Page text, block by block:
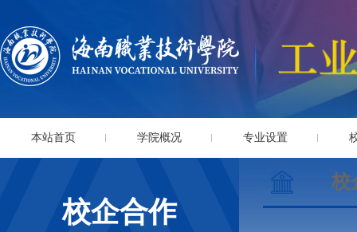
本站首页 学院概况 专业设置
校企合作
校